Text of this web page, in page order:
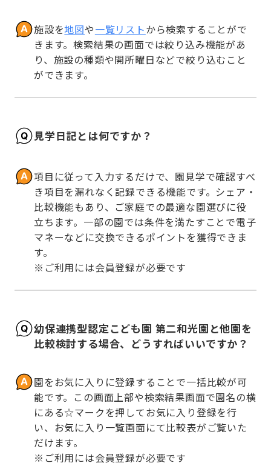
施設を地図や一覧リストから検索することがで
きます。検索結果の画面では絞り込み機能があ
り、施設の種類や開所曜日などで絞り込むこと
ができます。
見学日記とは何ですか？
項目に従って入力するだけで、園見学で確認すべ
き項目を漏れなく記録できる機能です。シェア・
比較機能もあり、ご家庭での最適な園選びに役
立ちます。一部の園では条件を満たすことで電子
マネーなどに交換できるポイントを獲得できま
す。
※ご利用には会員登録が必要です
幼保連携型認定こども園 第二和光園と他園を
比較検討する場合、どうすればいいですか？
園をお気に入りに登録することで一括比較が可
能です。この画面上部や検索結果画面で園名の横
にある☆マークを押してお気に入り登録を行
い、お気に入り一覧画面にて比較表がご覧いた
だけます。
※ご利用には会員登録が必要です